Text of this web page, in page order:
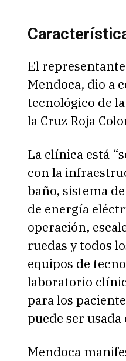
El
Mendoca, dio a
tecnológico de
la Cruz Roja
La clínica está
con la
baño, sistema
de energía
operación,
ruedas y todos
equipos de
laboratorio
para los
puede ser
Mendoca